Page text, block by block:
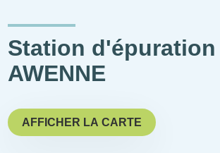
Station d'épuration
AWENNE
AFFICHER LA CARTE